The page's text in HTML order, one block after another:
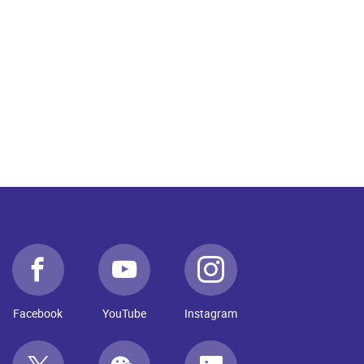
Facebook YouTube Instagram